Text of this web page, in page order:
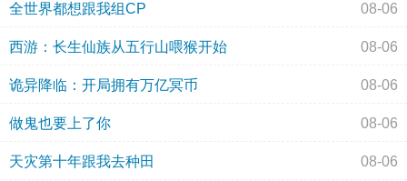
全世界都想跟我组CP 08-06
西游：长生仙族从五行山喂猴开始 08-06
诡异降临：开局拥有万亿冥币 08-06
做鬼也要上了你 08-06
天灾第十年跟我去种田 08-06